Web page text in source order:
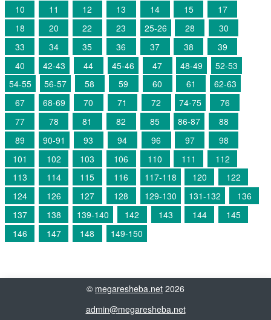
10 11 12 13 14 15
17
18
20 22 23 25-26 28
30
33
34 35 36 37 38
39
40
42-43 44 45-46 47 48-49
52-53
54-55
56-57 58 59 60 61
62-63
67
68-69 70 71 72 74-75
76
77
78 81 82 85 86-87
88
89
90-91 93 94 96 97
98
101
102 103 106 110 111
112
113
114 115 116 117-118 120
122
124
126 127 128 129-130 131-132
136
137
138 139-140 142 143 144
145
146
147 148 149-150
© megaresheba.net 2026
admin@megaresheba.net